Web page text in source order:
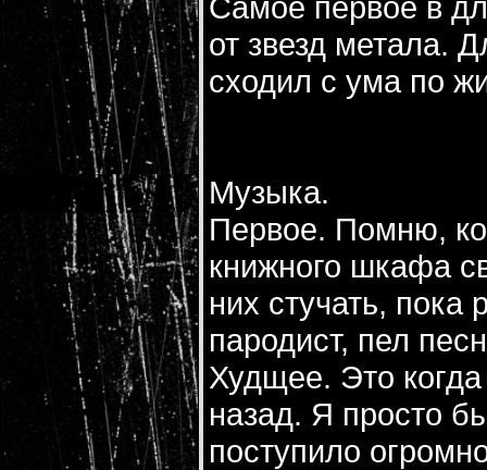
от звезд метала.
сходил с ума по
Музыка.
Первое. Помню,
книжного шкафа
них стучать, пока
пародист, пел
Худщее. Это
назад. Я просто
поступило